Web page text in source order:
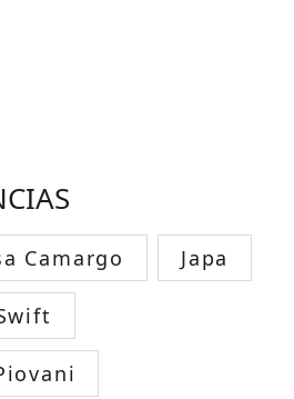
Camargo Japa